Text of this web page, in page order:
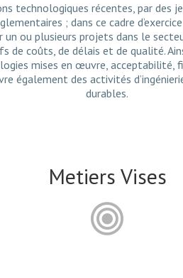
technologiques récentes, par des
; dans ce cadre
ou plusieurs projets dans le
coûts, de délais et de qualité.
mises en œuvre, acceptabilité,
également des activités
durables.
Metiers Vises